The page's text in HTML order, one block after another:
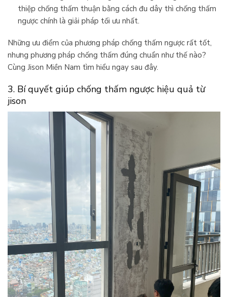
thiệp chống thấm thuận bằng cách đu dây thì chống thấm
ngược chính là giải pháp tối ưu nhất.
Những ưu điểm của phương pháp chống thấm ngược rất tốt,
nhưng phương pháp chống thấm đúng chuẩn như thế nào?
Cùng Jison Miền Nam tìm hiểu ngay sau đây.
3. Bí quyết giúp chống thấm ngược hiệu quả từ
jison